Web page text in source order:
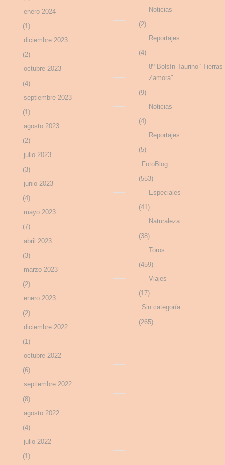
enero 2024
(1)
diciembre 2023
(2)
octubre 2023
(4)
septiembre 2023
(1)
agosto 2023
(2)
julio 2023
(3)
junio 2023
(4)
mayo 2023
(7)
abril 2023
(3)
marzo 2023
(2)
enero 2023
(2)
diciembre 2022
(1)
octubre 2022
(6)
septiembre 2022
(8)
agosto 2022
(4)
julio 2022
(1)
Noticias
(2)
Reportajes
(4)
8º Bolsín Taurino "Tierras
Zamora"
(9)
Noticias
(4)
Reportajes
(5)
FotoBlog
(553)
Especiales
(41)
Naturaleza
(38)
Toros
(459)
Viajes
(17)
Sin categoría
(265)